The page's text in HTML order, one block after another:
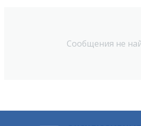
Сообщения не